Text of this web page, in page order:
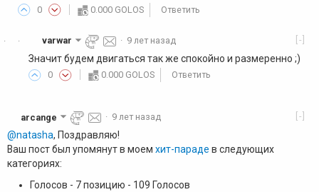
0 0.000 GOLOS Ответить
·
· [-]
varwar · 9 лет назад
Значит будем двигаться так же спокойно и размеренно ;)
0 0.000 GOLOS Ответить
[-]
arcange · 9 лет назад
@natasha, Поздравляю!
Ваш пост был упомянут в моем хит-параде в следующих
категориях:
Голосов - 7 позицию - 109 Голосов